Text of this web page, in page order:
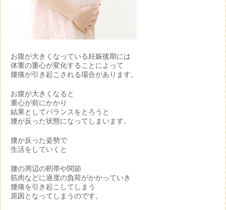
お腹が大きくなっている妊娠後期には
体重の重心が変化することによって
腰痛が引き起こされる場合があります。
お腹が大きくなると
重心が前にかかり
結果としてバランスをとろうと
腰が反った状態になってしまいます。
腰が反った姿勢で
生活をしていくと
腰の周辺の靭帯や関節
筋肉などに過度の負荷がかかっていき
腰痛を引き起こしてしまう
原因となってしまうのです。